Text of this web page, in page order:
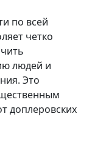
по всей
четко
людей и
Это
доплеровских